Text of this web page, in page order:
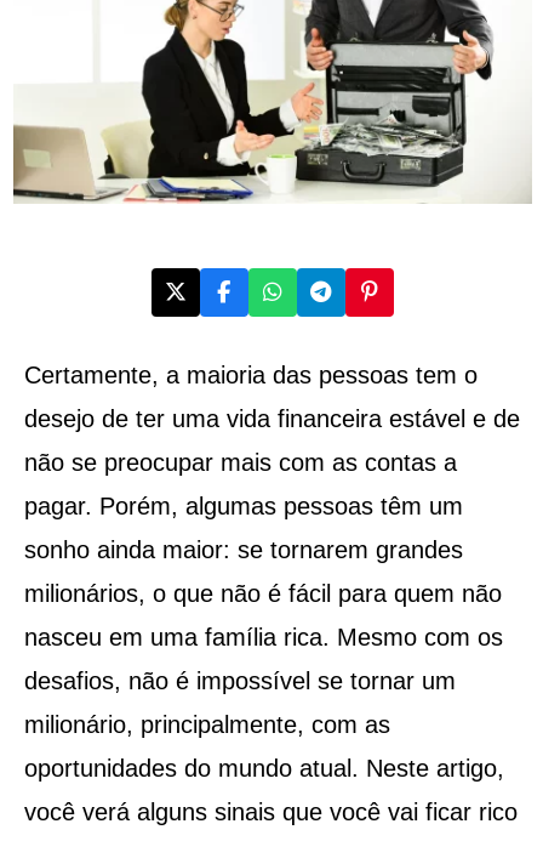
Certamente, a maioria das pessoas tem o
desejo de ter uma vida financeira estável e de
não se preocupar mais com as contas a
pagar. Porém, algumas pessoas têm um
sonho ainda maior: se tornarem grandes
milionários, o que não é fácil para quem não
nasceu em uma família rica. Mesmo com os
desafios, não é impossível se tornar um
milionário, principalmente, com as
oportunidades do mundo atual. Neste artigo,
você verá alguns sinais que você vai ficar rico